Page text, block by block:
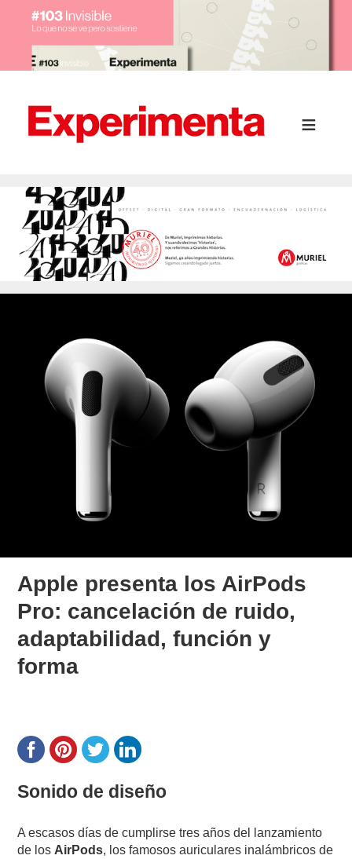
Apple presenta los AirPods
Pro: cancelación de ruido,
adaptabilidad, función y
forma
Sonido de diseño
A escasos días de cumplirse tres años del lanzamiento
de los AirPods, los famosos auriculares inalámbricos de